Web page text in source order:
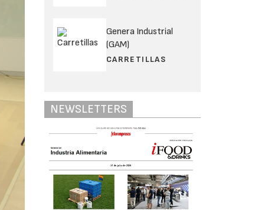
Genera Industrial
(GAM)
CARRETILLAS
NEWSLETTERS